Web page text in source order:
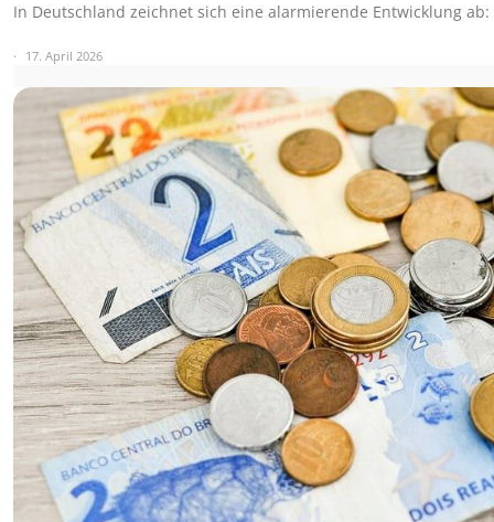
In Deutschland zeichnet sich eine alarmierende Entwicklung
17. April 2026